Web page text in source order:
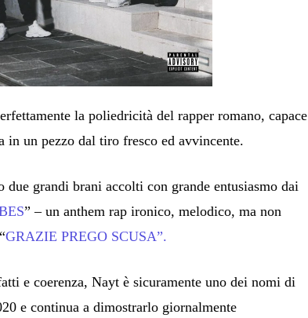
la poliedricità del rapper romano, capace
in un pezzo dal tiro fresco ed avvincente.
grandi brani accolti con grande entusiasmo dai
”–un anthem rap ironico, melodico, ma non
GRAZIE PREGO SCUSA”.
e coerenza, Nayt è sicuramente uno dei nomi di
e continua a dimostrarlo giornalmente